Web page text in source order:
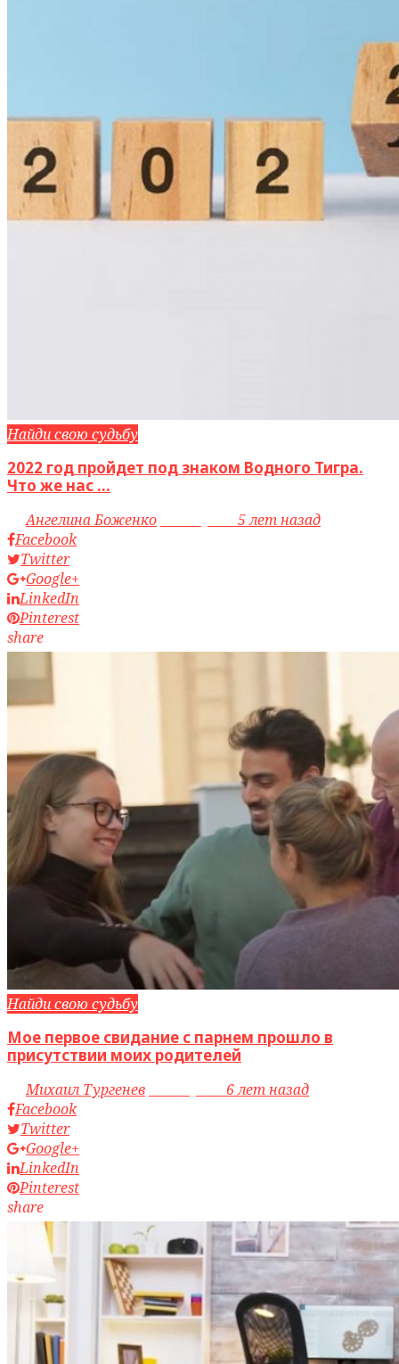
Найди свою судьбу
2022 год пройдет под знаком Водного Тигра.
Что же нас ...
byАнгелина Боженко
5 лет назад
Facebook
Twitter
Google+
LinkedIn
Pinterest
share
Найди свою судьбу
Мое первое свидание с парнем прошло в
присутствии моих родителей
byМихаил Тургенев
6 лет назад
Facebook
Twitter
Google+
LinkedIn
Pinterest
share